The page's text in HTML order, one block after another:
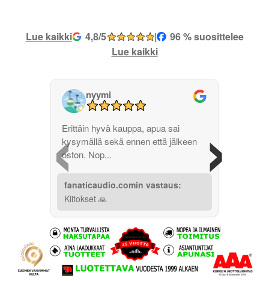
Lue kaikki 4,8/5 |
96 % suosittelee
Lue kaikki
‹
nyymi
Erittäin hyvä kauppa, apua sai
kysymällä sekä ennen että jälkeen
oston. Nop...
fanaticaudio.comin vastaus:
Kiitokset 🙏
›